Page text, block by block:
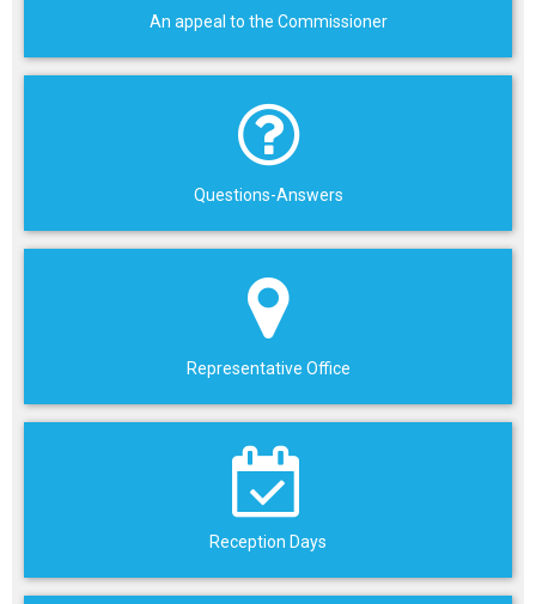
An appeal to the Commissioner
Questions-Answers
Representative Office
Reception Days